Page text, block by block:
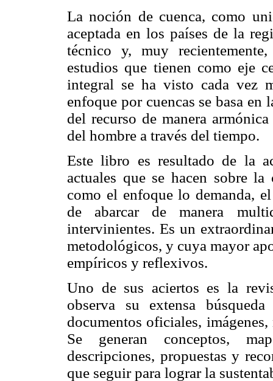
La noción de cuenca, como
aceptada en los países de la
técnico y, muy
estudios que tienen como eje
integral se ha visto cada vez
enfoque por cuencas se basa en
del recurso de manera
del hombre a través del tiempo.
Este libro es resultado de la
actuales que se hacen sobre
como el enfoque lo demanda,
de abarcar de manera
intervinientes. Es un
metodológicos, y cuya mayor
empíricos y reflexivos.
Uno de sus aciertos es la
observa su extensa
documentos oficiales,
Se generan conceptos,
descripciones, propuestas y
que seguir para lograr la